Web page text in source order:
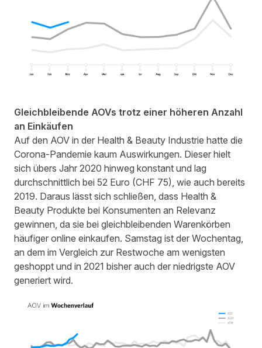
Gleichbleibende AOVs trotz einer höheren Anzahl
an Einkäufen
Auf den AOV in der Health & Beauty Industrie hatte die
Corona-Pandemie kaum Auswirkungen. Dieser hielt
sich übers Jahr 2020 hinweg konstant und lag
durchschnittlich bei 52 Euro (CHF 75), wie auch bereits
2019. Daraus lässt sich schließen, dass Health &
Beauty Produkte bei Konsumenten an Relevanz
gewinnen, da sie bei gleichbleibenden Warenkörben
häufiger online einkaufen. Samstag ist der Wochentag,
an dem im Vergleich zur Restwoche am wenigsten
geshoppt und in 2021 bisher auch der niedrigste AOV
generiert wird.